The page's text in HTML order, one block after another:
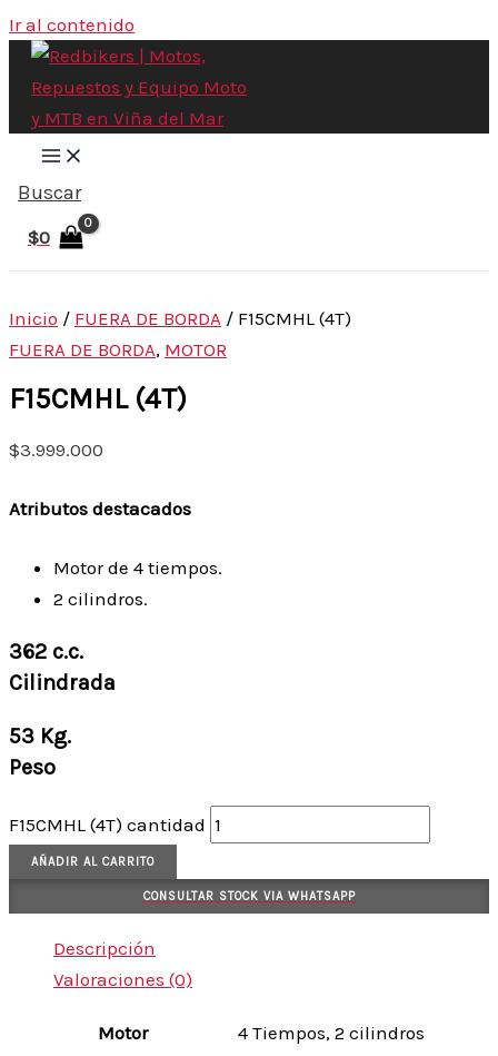
Ir al contenido
Buscar
$0
Inicio / FUERA DE BORDA / F15CMHL (4T)
FUERA DE BORDA, MOTOR
F15CMHL (4T)
$3.999.000
Atributos destacados
Motor de 4 tiempos.
2 cilindros.
362 c.c.
Cilindrada
53 Kg.
Peso
F15CMHL (4T) cantidad
AÑADIR AL CARRITO
CONSULTAR STOCK VIA WHATSAPP
Descripción
Valoraciones (0)
Motor
4 Tiempos, 2 cilindros